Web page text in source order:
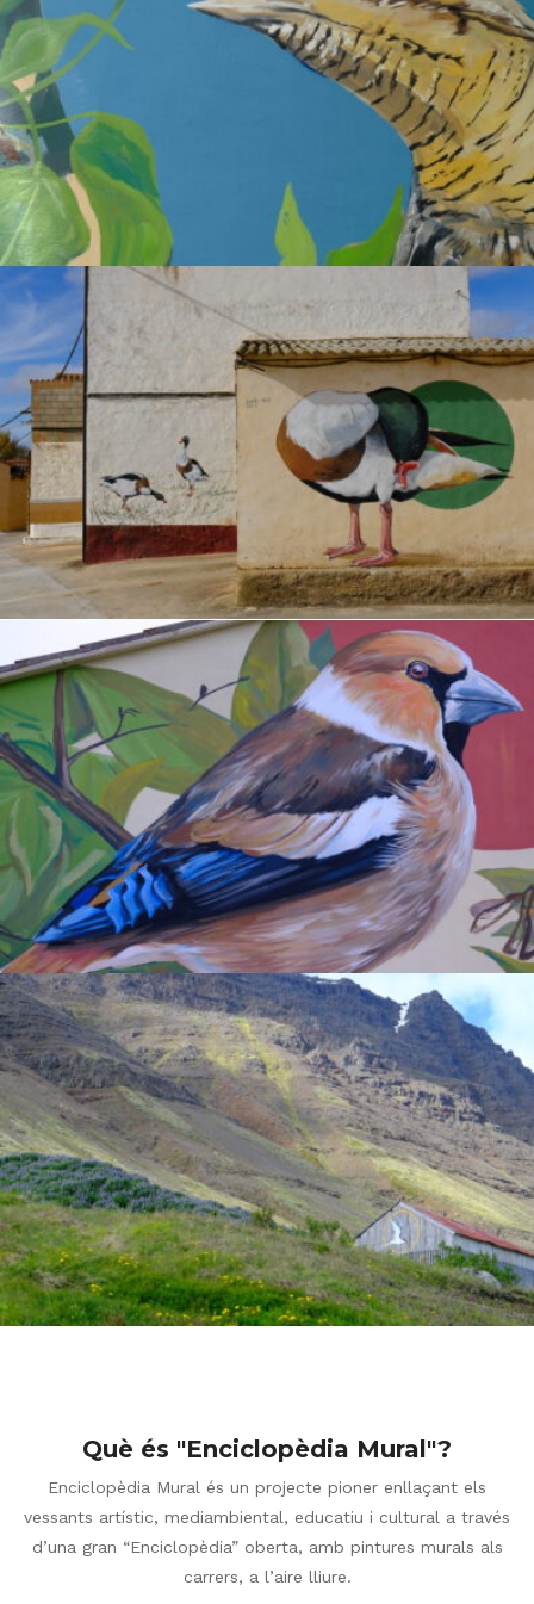
Colltort. ENCYCLOPAEDIA
Ànec Blanc ENCYCLOPAEDIA
Durbec. ENCYCLOPAEDIA
Què és "Enciclopèdia Mural"?
Enciclopèdia Mural és un projecte pioner enllaçant els
vessants artístic, mediambiental, educatiu i cultural a través
d’una gran “Enciclopèdia” oberta, amb pintures murals als
carrers, a l’aire lliure.